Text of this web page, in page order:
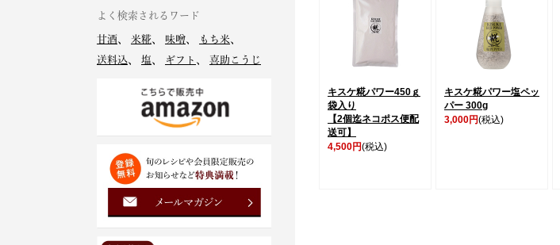
よく検索されるワード
甘酒 米糀 味噌 もち米
送料込
塩 ギフト 喜助こうじ
キスケ糀パワー450ｇ
袋入り
【2個迄ネコポス便配
送可】
4,500円(税込)
キスケ糀パワー塩ペッ
パー 300g
3,000円(税込)